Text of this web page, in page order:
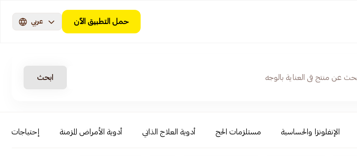
حمل التطبيق الآن عربي
ابحث
الإنفلونزا والحساسية مستلزمات الحج أدوية العلاج الذاتي أدوية الأمراض المزمنة إحتياجات